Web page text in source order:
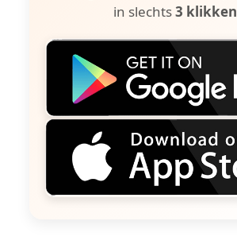
in slechts3 klikken